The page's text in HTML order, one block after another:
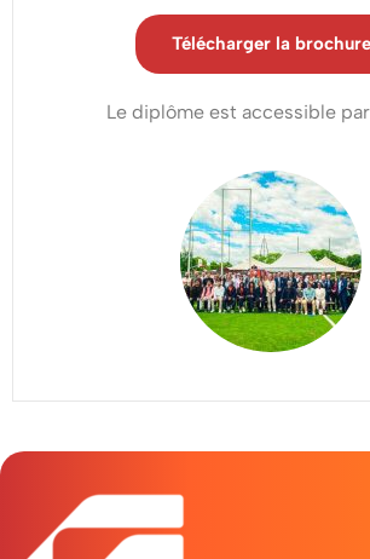
digitalisation
Avantages
une
Formation
BTS
Télécharger la brochure
Le diplôme est accessible par